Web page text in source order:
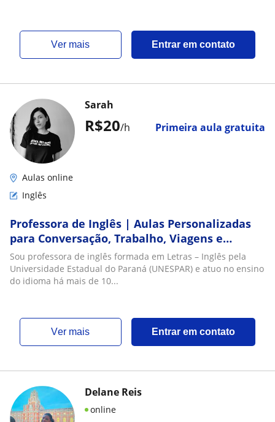
ver mais Entrar em contato
R$20/h Primeira aula gratuita
Sarah
Aulas online
Inglês
Professora de Inglês | Aulas Personalizadas
para Conversação, Trabalho, Viagens e
Certificações
Sou professora de inglês formada em Letras – Inglês pela
Universidade Estadual do Paraná (UNESPAR) e atuo no ensino
do idioma há mais de 10...
ver mais Entrar em contato
Delane Reis
online